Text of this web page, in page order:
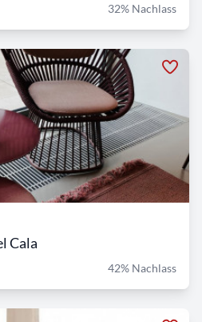
32% Nachlass
Cala
42% Nachlass